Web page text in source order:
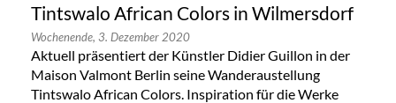
Tintswalo African Colors in Wilmersdorf
Wochenende, 3. Dezember 2020
Aktuell präsentiert der Künstler Didier Guillon in der
Maison Valmont Berlin seine Wanderaustellung
Tintswalo African Colors. Inspiration für die Werke